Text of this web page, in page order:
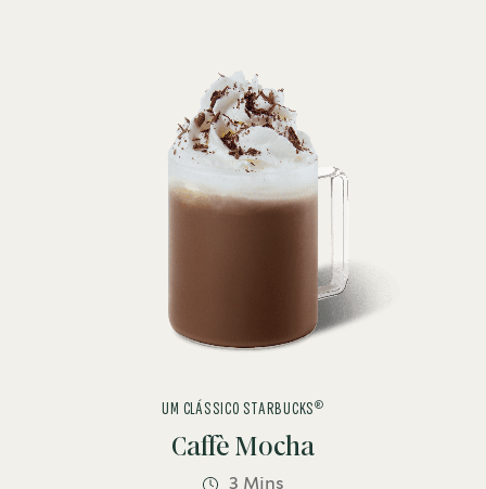
Caffè Mocha
UM CLÁSSICO STARBUCKS ®
3 Mins